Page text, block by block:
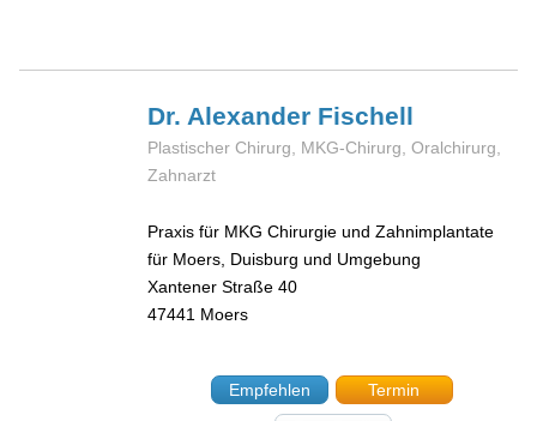
Dr. Alexander Fischell
Plastischer Chirurg, MKG-Chirurg, Oralchirurg,
Zahnarzt
Praxis für MKG Chirurgie und Zahnimplantate
für Moers, Duisburg und Umgebung
Xantener Straße 40
47441 Moers
Empfehlen
Termin